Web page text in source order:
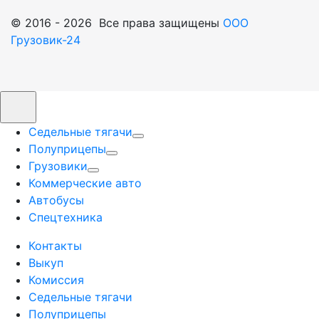
© 2016 - 2026 Все права защищены ООО
Грузовик-24
Седельные тягачи
Полуприцепы
Грузовики
Коммерческие авто
Автобусы
Спецтехника
Контакты
Выкуп
Комиссия
Седельные тягачи
Полуприцепы